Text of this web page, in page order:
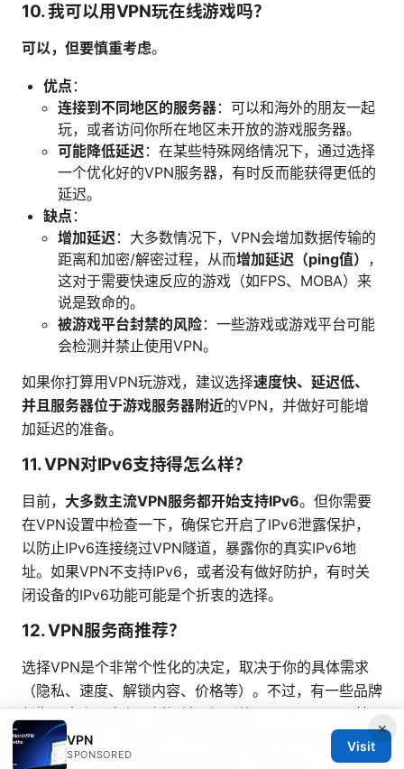
10. 我可以用VPN玩在线游戏吗？
可以，但要慎重考虑。
优点 ：
连接到不同地区的服务器：可以和海外的朋友一起
玩，或者访问你所在地区未开放的游戏服务器。
可能降低延迟：在某些特殊网络情况下，通过选择
一个优化好的VPN服务器，有时反而能获得更低的
延迟。
缺点 ：
增加延迟：大多数情况下，VPN会增加数据传输的
距离和加密/解密过程，从而增加延迟（ping值） ，
这对于需要快速反应的游戏（如FPS、MOBA）来
说是致命的。
被游戏平台封禁的风险：一些游戏或游戏平台可能
会检测并禁止使用VPN。
如果你打算用VPN玩游戏，建议选择速度快、延迟低、
并且服务器位于游戏服务器附近的VPN，并做好可能增
加延迟的准备。
11. VPN对IPv6支持得怎么样？
目前， 大多数主流VPN服务都开始支持IPv6。但你需要
在VPN设置中检查一下，确保它开启了IPv6泄露保护，
以防止IPv6连接绕过VPN隧道，暴露你的真实IPv6地
址。如果VPN不支持IPv6，或者没有做好防护，有时关
闭设备的IPv6功能可能是个折衷的选择。
12. VPN服务商推荐？
选择VPN是个非常个性化的决定，取决于你的具体需求
（隐私、速度、解锁内容、价格等）。不过，有一些品牌
长期以来表现出色，例如前面提到的NordVPN，以其
强大的安全性、速度和广泛的服务器网络而闻名。其他一
些不错的选择还包括 ExpressVPN, Surfshark,
×
VPN
SPONSORED
Visit